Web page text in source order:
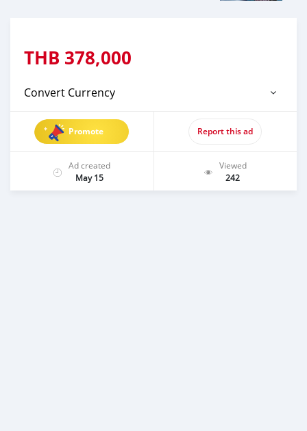
THB 378,000
Convert Currency
Promote Report this ad
Ad created
May 15
Viewed
242